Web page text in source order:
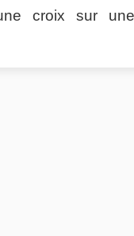
croix sur